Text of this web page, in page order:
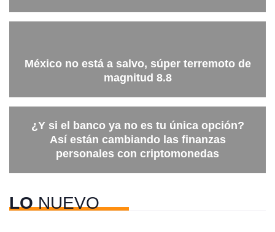
México no está a salvo, súper terremoto de
magnitud 8.8
¿Y si el banco ya no es tu única opción?
Así están cambiando las finanzas
personales con criptomonedas
LONUEVO